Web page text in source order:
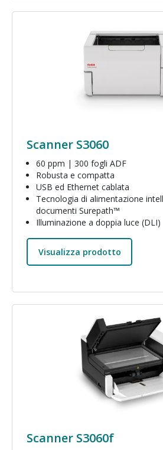
Immagine
Scanner S3060
60 ppm | 300 fogli ADF
Robusta e compatta
USB ed Ethernet cablata
Tecnologia di alimentazione
documenti Surepath™
Illuminazione a doppia luce (DLI)
Visualizza prodotto
Scanner S3060f